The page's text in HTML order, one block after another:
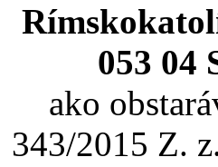
053 04
ako
343/2015 Z.